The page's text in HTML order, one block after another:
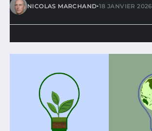
NICOLAS MARCHAND•18 JANVIER 2026